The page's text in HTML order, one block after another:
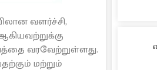
வளர்ச்சி,
வரவேற்றுள்ளது.
மற்றும்